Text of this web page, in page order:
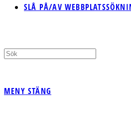
SLÅ PÅ/AV
MENY STÄNG